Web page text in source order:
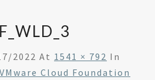
2022 At 1541 × 792 In
Cloud Foundation